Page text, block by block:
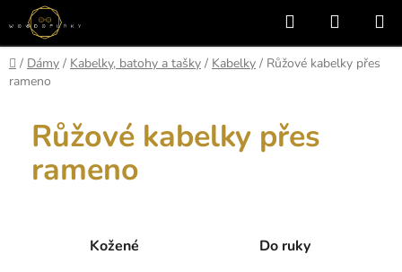
Přejít
na
obsah
Hledat
KOŠÍK
Domů
/ Dámy / Kabelky, batohy a tašky / Kabelky / Růžové kabelky přes
rameno
Růžové kabelky přes
rameno
Kožené Do ruky